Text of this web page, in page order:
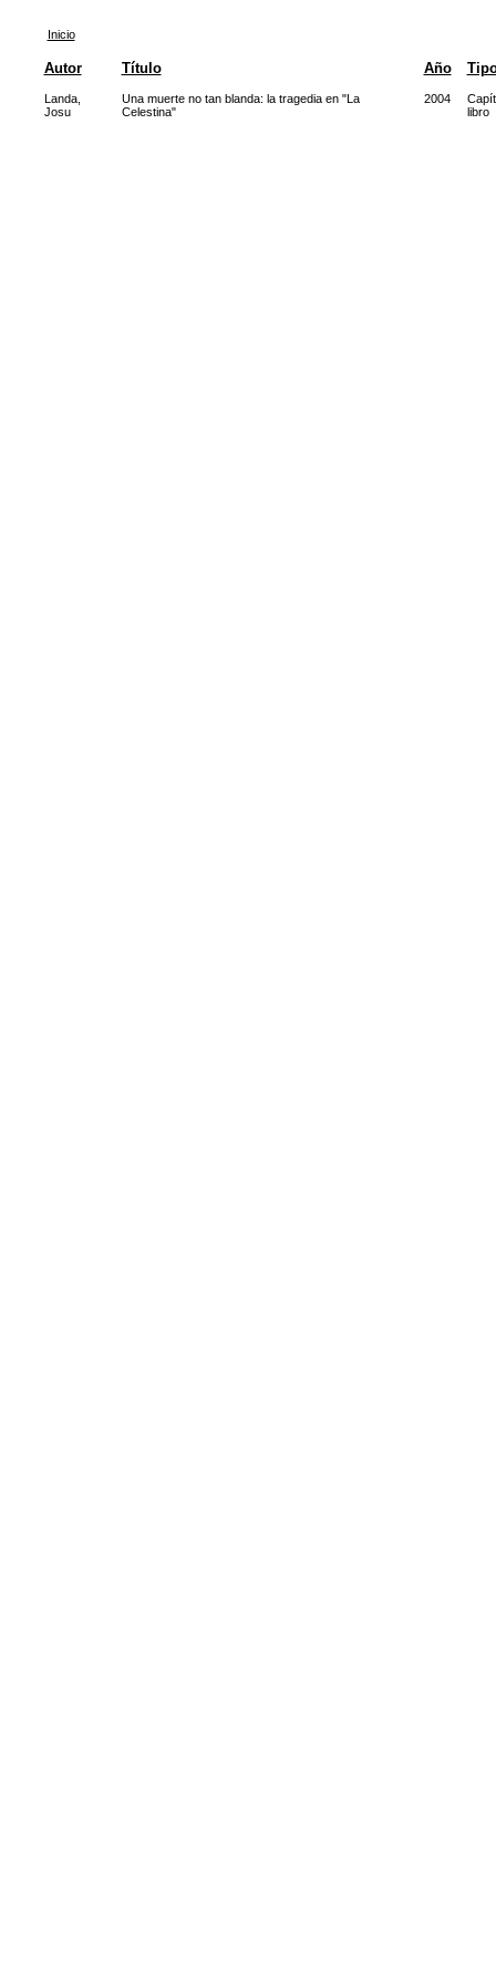
Inicio
Autor Título Año
Landa,
Josu
Una muerte no tan blanda: la tragedia en "La
Celestina"
2004
libro